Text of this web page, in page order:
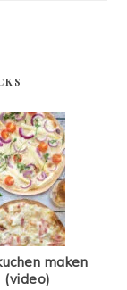
maken